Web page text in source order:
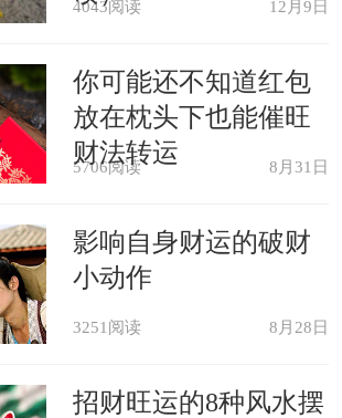
生火做饭，是另立灶头的
会换工作，或者创业。
4043阅读 12月9日
你可能还不知道红包
放在枕头下也能催旺
财法转运
5706阅读 8月31日
影响自身财运的破财
小动作
3251阅读 8月28日
招财旺运的8种风水摆